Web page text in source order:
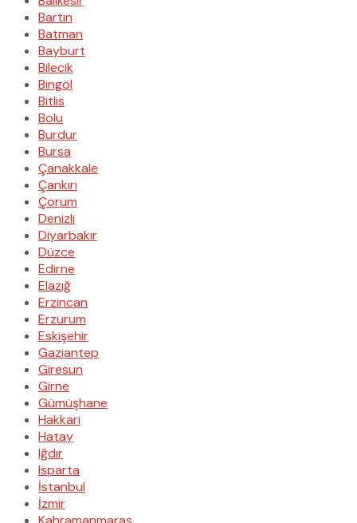
Bartın
Batman
Bayburt
Bilecik
Bingöl
Bitlis
Bolu
Burdur
Bursa
Çanakkale
Çankırı
Çorum
Denizli
Diyarbakır
Düzce
Edirne
Elazığ
Erzincan
Erzurum
Eskişehir
Gaziantep
Giresun
Girne
Gümüşhane
Hakkari
Hatay
Iğdır
Isparta
İstanbul
İzmir